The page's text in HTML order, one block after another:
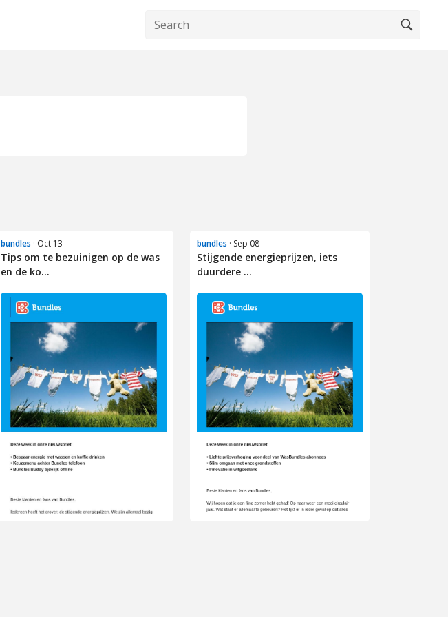
bundles · Oct 13
Tips om te bezuinigen op de was
en de ko...
bundles · Sep 08
Stijgende energieprijzen, iets
duurdere ...